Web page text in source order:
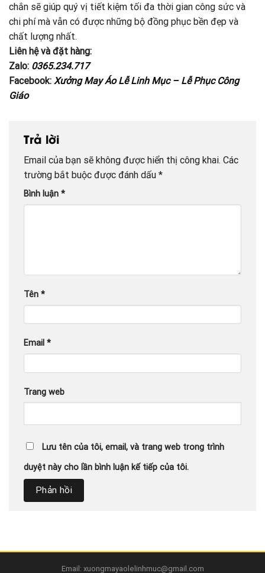
chắn sẽ giúp quý vị tiết kiệm tối đa thời gian công sức và
chi phí mà vẫn có được những bộ đồng phục bền đẹp và
chất lượng nhất.
Liên hệ và đặt hàng:
Zalo: 0365.234.717
Facebook: Xưởng May Áo Lễ Linh Mục – Lễ Phục Công
Giáo
Trả lời
Email của bạn sẽ không được hiển thị công khai. Các
trường bắt buộc được đánh dấu *
Bình luận *
Tên *
Email *
Trang web
Lưu tên của tôi, email, và trang web trong trình
duyệt này cho lần bình luận kế tiếp của tôi.
Email: xuongmayaolelinhmuc@gmail.com